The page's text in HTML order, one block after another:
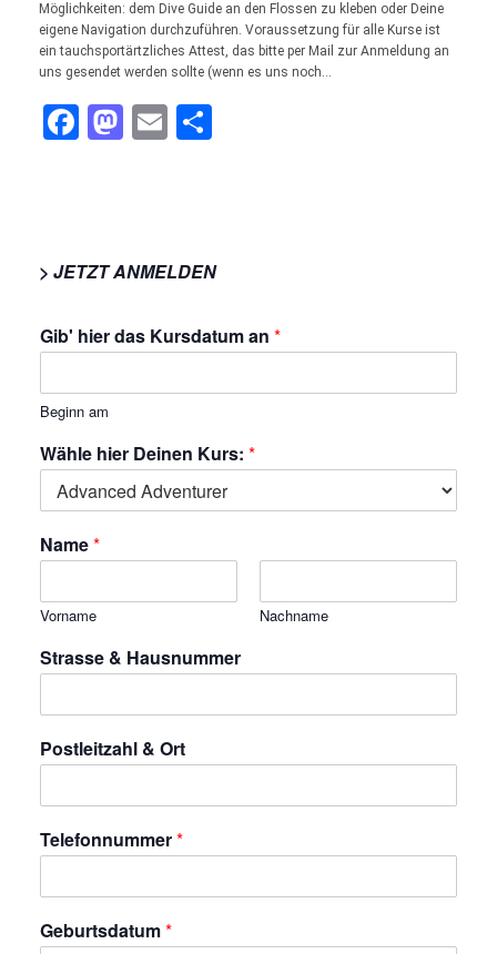
Möglichkeiten: dem Dive Guide an den Flossen zu kleben oder Deine
eigene Navigation durchzuführen. Voraussetzung für alle Kurse ist
ein tauchsportärtzliches Attest, das bitte per Mail zur Anmeldung an
uns gesendet werden sollte (wenn es uns noch…
Facebook
Mastodon
Email
> JETZT ANMELDEN
Gib' hier das Kursdatum an *
Beginn am
Wähle hier Deinen Kurs: *
Name*
Vorname Nachname
Strasse & Hausnummer
Postleitzahl & Ort
Telefonnummer*
Geburtsdatum*